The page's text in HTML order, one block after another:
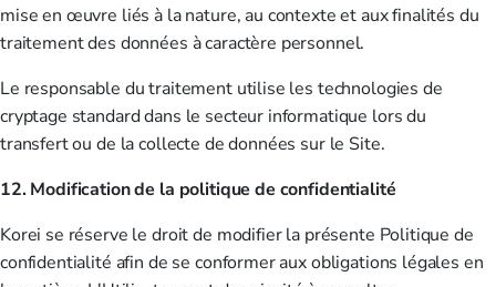
mise en œuvre liés à la nature, au contexte et aux finalités du
traitement des données à caractère personnel.
Le responsable du traitement utilise les technologies de
cryptage standard dans le secteur informatique lors du
transfert ou de la collecte de données sur le Site.
12. Modification de la politique de confidentialité
Korei se réserve le droit de modifier la présente Politique de
confidentialité afin de se conformer aux obligations légales en